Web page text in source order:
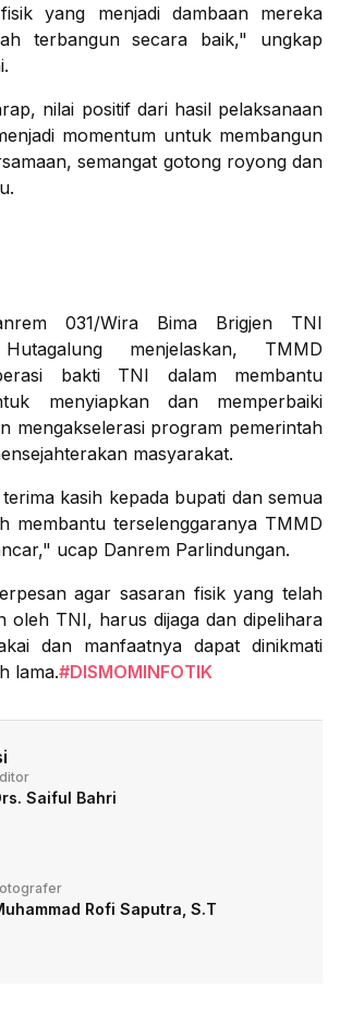
yang menjadi dambaan mereka
terbangun secara baik," ungkap
nilai positif dari hasil pelaksanaan
momentum untuk membangun
semangat gotong royong dan
031/Wira Bima Brigjen TNI
menjelaskan, TMMD
bakti TNI dalam membantu
menyiapkan dan memperbaiki
mengakselerasi program pemerintah
masyarakat.
kasih kepada bupati dan semua
membantu terselenggaranya TMMD
ucap Danrem Parlindungan.
agar sasaran fisik yang telah
oleh TNI, harus dijaga dan dipelihara
dan manfaatnya dapat dinikmati
lama.#DISMOMINFOTIK
Saiful Bahri
Rofi Saputra, S.T